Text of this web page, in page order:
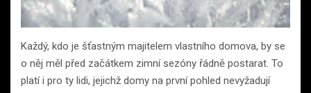
Každý, kdo je šťastným majitelem vlastního domova, by se
o něj měl před začátkem zimní sezóny řádně postarat. To
platí i pro ty lidi, jejichž domy na první pohled nevyžadují